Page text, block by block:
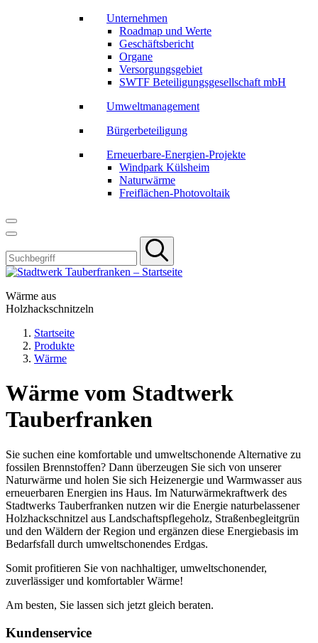
Unternehmen
Roadmap und Werte
Geschäftsbericht
Organe
Versorgungsgebiet
SWTF Beteiligungsgesellschaft mbH
Umweltmanagement
Bürgerbeteiligung
Erneuerbare-Energien-Projekte
Windpark Külsheim
Naturwärme
Freiflächen-Photovoltaik
Wärme aus
Holzhackschnitzeln
Startseite
Produkte
Wärme
Wärme vom Stadtwerk
Tauberfranken
Sie suchen eine komfortable und umweltschonende Alternative zu
fossilen Brennstoffen? Dann überzeugen Sie sich von unserer
Naturwärme und holen Sie sich Heizenergie und Warmwasser aus
erneuerbaren Energien ins Haus. Im Naturwärmekraftwerk des
Stadtwerks Tauberfranken nutzen wir die Energie naturbelassener
Holzhackschnitzel aus Landschaftspflegeholz, Straßenbegleitgrün
und den Wäldern der Region und ergänzen diese Energiebasis im
Bedarfsfall durch umweltschonendes Erdgas.
Somit profitieren Sie von nachhaltiger, umweltschonender,
zuverlässiger und komfortabler Wärme!
Am besten, Sie lassen sich jetzt gleich beraten.
Kundenservice